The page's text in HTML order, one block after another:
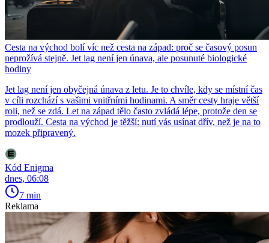
Cesta na východ bolí víc než cesta na západ: proč se časový posun
neprožívá stejně. Jet lag není jen únava, ale posunuté biologické
hodiny
Jet lag není jen obyčejná únava z letu. Je to chvíle, kdy se místní čas
v cíli rozchází s vašimi vnitřními hodinami. A směr cesty hraje větší
roli, než se zdá. Let na západ tělo často zvládá lépe, protože den se
prodlouží. Cesta na východ je těžší: nutí vás usínat dřív, než je na to
mozek připravený.
Kód Enigma
dnes, 06:08
7 min
Reklama